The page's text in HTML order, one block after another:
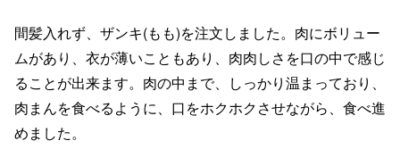
間髪入れず、ザンキ(もも)を注文しました。肉にボリュー
ムがあり、衣が薄いこともあり、肉肉しさを口の中で感じ
ることが出来ます。肉の中まで、しっかり温まっており、
肉まんを食べるように、口をホクホクさせながら、食べ進
めました。